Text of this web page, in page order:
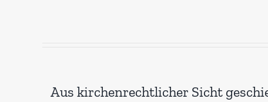
Aus kirchenrechtlicher Sicht